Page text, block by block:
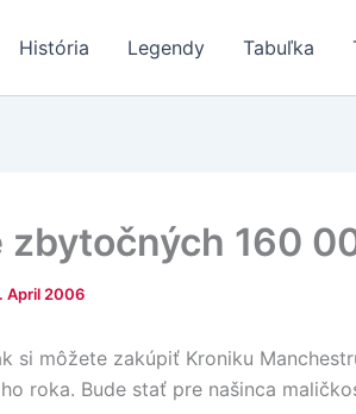
História Legendy Tabuľka
zbytočných 160
April 2006
si môžete zakúpiť Kroniku
roka. Bude stať pre našinca